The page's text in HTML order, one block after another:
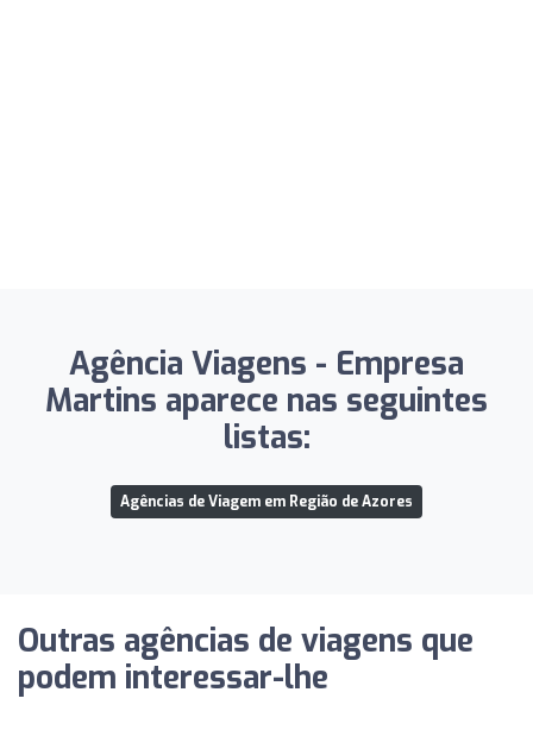
Agência Viagens - Empresa
Martins aparece nas seguintes
listas:
Agências de Viagem em Região de Azores
Outras agências de viagens que
podem interessar-lhe